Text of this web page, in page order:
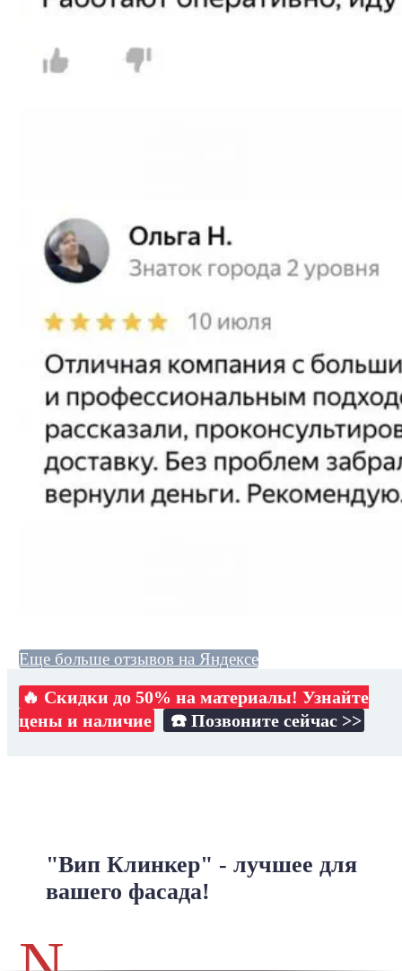
Еще больше отзывов на Яндексе
🔥 Скидки до 50% на материалы! Узнайте
цены и наличие
☎️ Позвоните сейчас >>
"Вип Клинкер" - лучшее для
вашего фасада!